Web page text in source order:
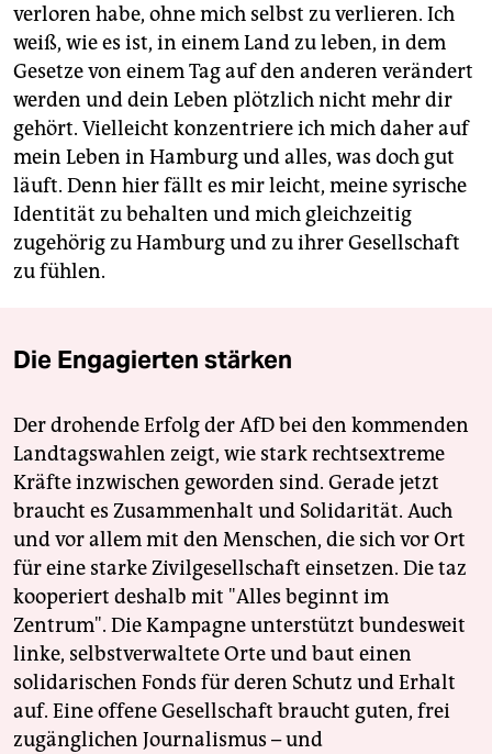
verloren habe, ohne mich selbst zu verlieren. Ich
weiß, wie es ist, in einem Land zu leben, in dem
Gesetze von einem Tag auf den anderen verändert
werden und dein Leben plötzlich nicht mehr dir
gehört. Vielleicht konzentriere ich mich daher auf
mein Leben in Hamburg und alles, was doch gut
läuft. Denn hier fällt es mir leicht, meine syrische
Identität zu behalten und mich gleichzeitig
zugehörig zu Hamburg und zu ihrer Gesellschaft
zu fühlen.
Die Engagierten stärken
Der drohende Erfolg der AfD bei den kommenden
Landtagswahlen zeigt, wie stark rechtsextreme
Kräfte inzwischen geworden sind. Gerade jetzt
braucht es Zusammenhalt und Solidarität. Auch
und vor allem mit den Menschen, die sich vor Ort
für eine starke Zivilgesellschaft einsetzen. Die taz
kooperiert deshalb mit "Alles beginnt im
Zentrum". Die Kampagne unterstützt bundesweit
linke, selbstverwaltete Orte und baut einen
solidarischen Fonds für deren Schutz und Erhalt
auf. Eine offene Gesellschaft braucht guten, frei
zugänglichen Journalismus – und